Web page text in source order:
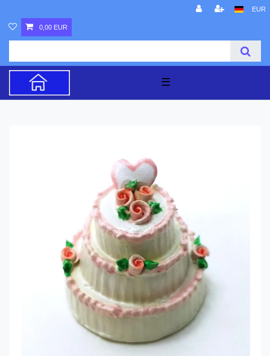
EUR
0,00 EUR
☰